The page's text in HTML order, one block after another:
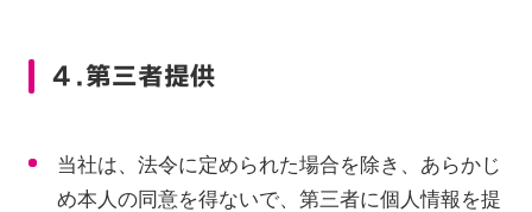
４.第三者提供
当社は、法令に定められた場合を除き、あらかじ
め本人の同意を得ないで、第三者に個人情報を提